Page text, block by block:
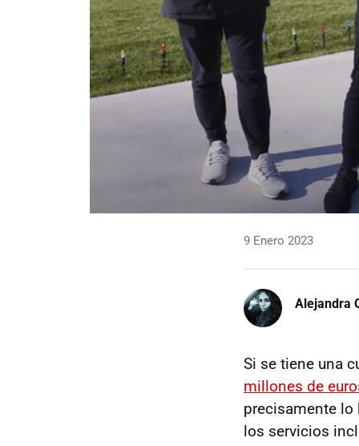
9 Enero 2023
Alejandra
Si se tiene una
millones de
precisamente
los servicios